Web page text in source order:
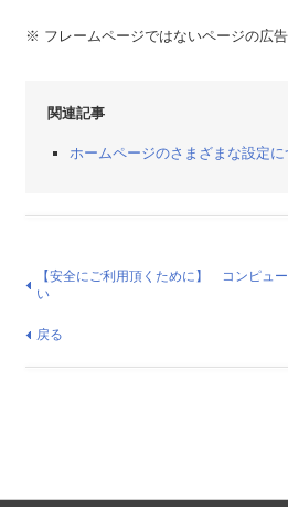
※ フレームページではないページの広
関連記事
ホームページのさまざまな設定に
【安全にご利用頂くために】 コンピュ
い
戻る